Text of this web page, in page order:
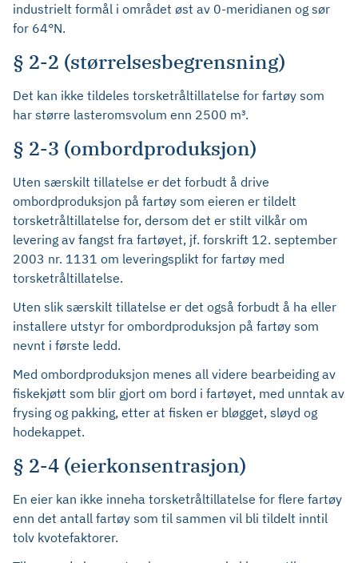
industrielt formål i området øst av 0-meridianen og sør
for 64°N.
§ 2-2 (størrelsesbegrensning)
Det kan ikke tildeles torsketråltillatelse for fartøy som
har større lasteromsvolum enn 2500 m³.
§ 2-3 (ombordproduksjon)
Uten særskilt tillatelse er det forbudt å drive
ombordproduksjon på fartøy som eieren er tildelt
torsketråltillatelse for, dersom det er stilt vilkår om
levering av fangst fra fartøyet, jf. forskrift 12. september
2003 nr. 1131 om leveringsplikt for fartøy med
torsketråltillatelse.
Uten slik særskilt tillatelse er det også forbudt å ha eller
installere utstyr for ombordproduksjon på fartøy som
nevnt i første ledd.
Med ombordproduksjon menes all videre bearbeiding av
fiskekjøtt som blir gjort om bord i fartøyet, med unntak av
frysing og pakking, etter at fisken er bløgget, sløyd og
hodekappet.
§ 2-4 (eierkonsentrasjon)
En eier kan ikke inneha torsketråltillatelse for flere fartøy
enn det antall fartøy som til sammen vil bli tildelt inntil
tolv kvotefaktorer.